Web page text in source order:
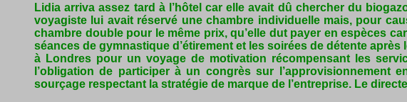
Lidia arriva assez tard à l’hôtel car elle avait dû chercher du
voyagiste lui avait réservé une chambre individuelle mais, pour
chambre double pour le même prix, qu’elle dut payer en espèces
séances de gymnastique d’étirement et les soirées de détente
à Londres pour un voyage de motivation récompensant les
l’obligation de participer à un congrès sur
sourçage respectant la stratégie de marque de l’entreprise. Le